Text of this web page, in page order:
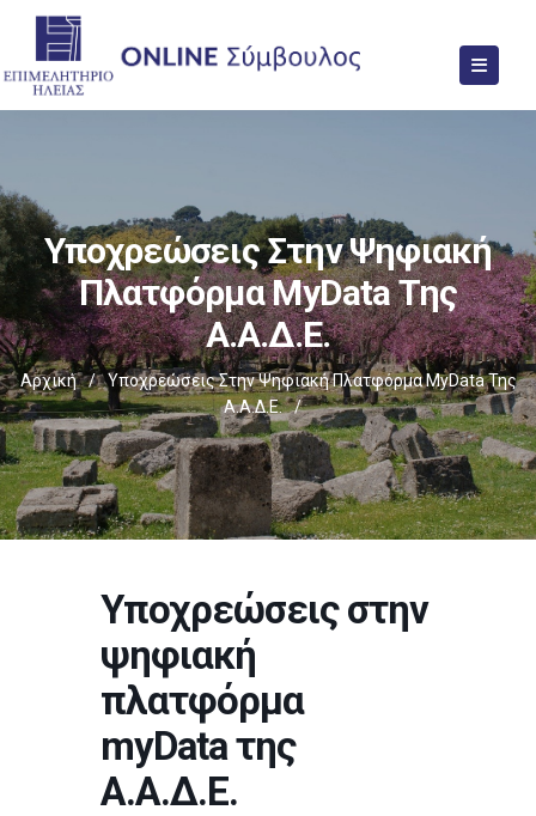
Υποχρεώσεις Στην Ψηφιακή
Πλατφόρμα MyData Της
Α.Α.Δ.Ε.
Αρχική /
Υποχρεώσεις Στην Ψηφιακή Πλατφόρμα MyData Της
Α.Α.Δ.Ε.
/
Υποχρεώσεις στην
ψηφιακή
πλατφόρμα
myData της
Α.Α.Δ.Ε.